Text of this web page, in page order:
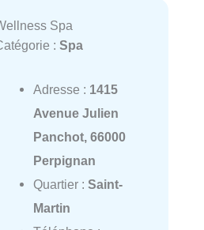
Spa
: Spa
Adresse : 1415
Avenue Julien
Panchot, 66000
Perpignan
Quartier : Saint-
Martin